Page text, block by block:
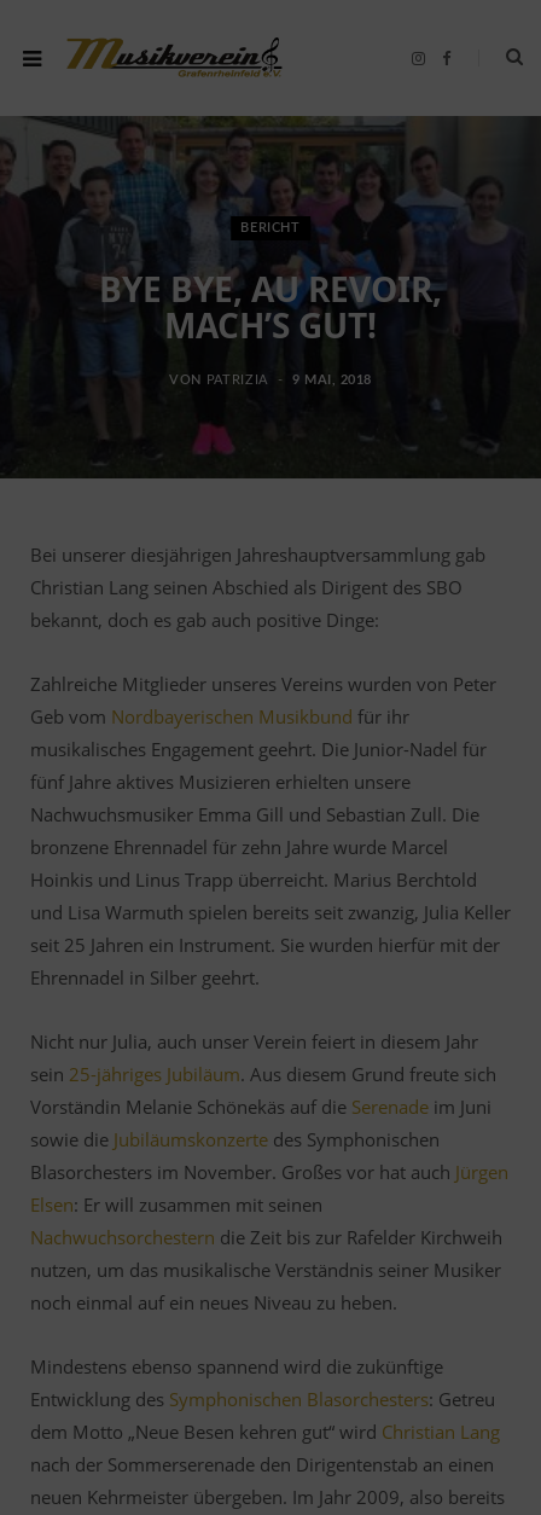
I
a
a
b
BERICHT
BYE BYE, AU REVOIR,
MACH’S GUT!
VON PATRIZIA 9 MAI, 2018
Bei unserer diesjährigen Jahreshauptversammlung gab
Christian Lang seinen Abschied als Dirigent des SBO
bekannt, doch es gab auch positive Dinge:
Zahlreiche Mitglieder unseres Vereins wurden von Peter
Geb vom Nordbayerischen Musikbund für ihr
musikalisches Engagement geehrt. Die Junior-Nadel für
fünf Jahre aktives Musizieren erhielten unsere
Nachwuchsmusiker Emma Gill und Sebastian Zull. Die
bronzene Ehrennadel für zehn Jahre wurde Marcel
Hoinkis und Linus Trapp überreicht. Marius Berchtold
und Lisa Warmuth spielen bereits seit zwanzig, Julia Keller
seit 25 Jahren ein Instrument. Sie wurden hierfür mit der
Ehrennadel in Silber geehrt.
Nicht nur Julia, auch unser Verein feiert in diesem Jahr
sein 25-jähriges Jubiläum. Aus diesem Grund freute sich
Vorständin Melanie Schönekäs auf die Serenade im Juni
sowie die Jubiläumskonzerte des Symphonischen
Blasorchesters im November. Großes vor hat auch Jürgen
Elsen: Er will zusammen mit seinen
Nachwuchsorchestern die Zeit bis zur Rafelder Kirchweih
nutzen, um das musikalische Verständnis seiner Musiker
noch einmal auf ein neues Niveau zu heben.
Mindestens ebenso spannend wird die zukünftige
Entwicklung des Symphonischen Blasorchesters: Getreu
dem Motto „Neue Besen kehren gut“ wird Christian Lang
nach der Sommerserenade den Dirigentenstab an einen
neuen Kehrmeister übergeben. Im Jahr 2009, also bereits